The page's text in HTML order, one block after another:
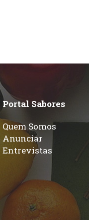
Portal Sabores
Quem Somos
Anunciar
Entrevistas